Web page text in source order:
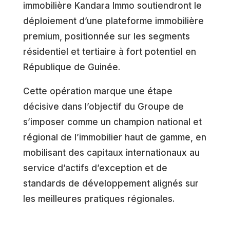
immobilière Kandara Immo soutiendront le
déploiement d’une plateforme immobilière
premium, positionnée sur les segments
résidentiel et tertiaire à fort potentiel en
République de Guinée.
Cette opération marque une étape
décisive dans l’objectif du Groupe de
s’imposer comme un champion national et
régional de l’immobilier haut de gamme, en
mobilisant des capitaux internationaux au
service d’actifs d’exception et de
standards de développement alignés sur
les meilleures pratiques régionales.